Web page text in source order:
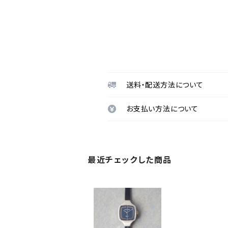
送料・配送方法について
お支払い方法について
最近チェックした商品